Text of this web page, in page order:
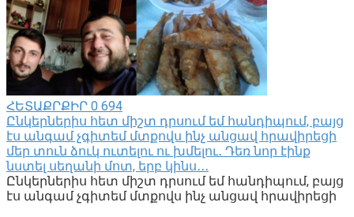
ՀԵՏԱՔՐՔԻՐ 0 694
Ընկերներիս հետ միշտ դրսում եմ հանդիպում, բայց
էս անգամ չգիտեմ մտքովս ինչ անցավ հրավիրեցի
մեր տուն ձուկ ուտելու ու խմելու․ Դեռ նոր էինք
նստել սեղանի մոտ, երբ կինս․․․
Ընկերներիս հետ միշտ դրսում եմ հանդիպում, բայց
էս անգամ չգիտեմ մտքովս ինչ անցավ հրավիրեցի